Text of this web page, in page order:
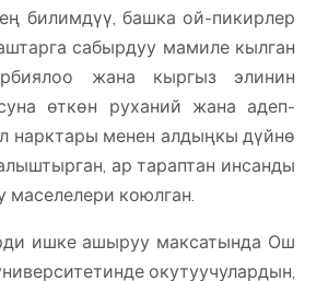
билимдүү, башка ой-пикирлер
сабырдуу мамиле кылган
жана кыргыз элинин
өткөн руханий жана адеп-
нарктары менен алдыңкы дүйнө
ар тараптан инсанды
маселелери коюлган.
ишке ашыруу максатында Ош
окутуучулардын,